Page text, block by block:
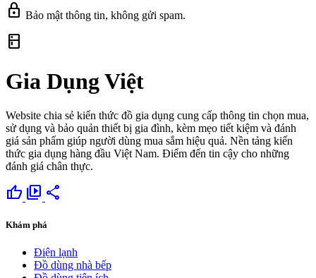
lock Bảo mật thông tin, không gửi spam.
kitchen
Gia Dụng Việt
Website chia sẻ kiến thức đồ gia dụng cung cấp thông tin chọn mua,
sử dụng và bảo quản thiết bị gia đình, kèm mẹo tiết kiệm và đánh
giá sản phẩm giúp người dùng mua sắm hiệu quả. Nền tảng kiến
thức gia dụng hàng đầu Việt Nam. Điểm đến tin cậy cho những
đánh giá chân thực.
thumb_up video_library share
Khám phá
Điện lạnh
Đồ dùng nhà bếp